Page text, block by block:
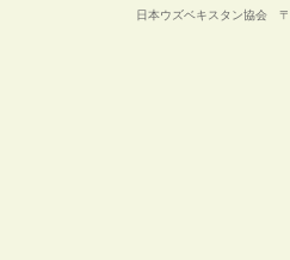
日本ウズベキスタン協会